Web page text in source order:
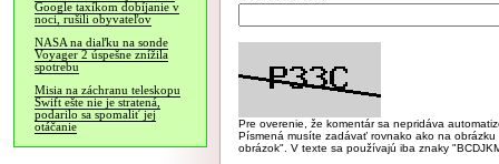
Google taxíkom dobíjanie v
noci, rušili obyvateľov
NASA na diaľku na sonde
Voyager 2 úspešne znížila
spotrebu
Misia na záchranu teleskopu
Swift ešte nie je stratená,
podarilo sa spomaliť jej
otáčanie
Pre overenie, že komentár sa nepridáva
Písmená musíte zadávať rovnako ako na
obrázok". V texte sa používajú iba znaky